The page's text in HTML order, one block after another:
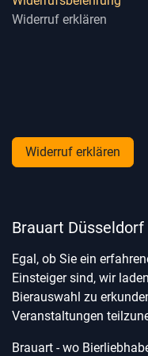
Widerruf erklären
Widerruf erklären
Brauart Düsseldorf
Egal, ob Sie ein
Einsteiger sind, wir
Bierauswahl zu
Veranstaltungen
Brauart - wo